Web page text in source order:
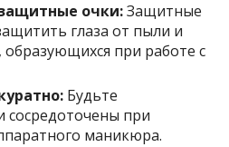
очки:Защитные
глаза от пыли и
образующихся при работе с
Будьте
сосредоточены при
маникюра.